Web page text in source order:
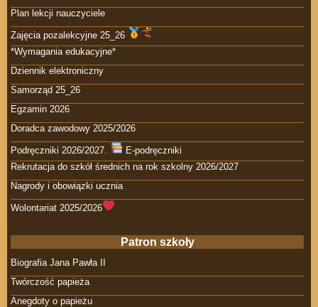
Plan lekcji nauczyciele
Zajęcia pozalekcyjne 25_26
*Wymagania edukacyjne*
Dziennik elektroniczny
Samorząd 25_26
Egzamin 2026
Doradca zawodowy 2025/2026
Podręczniki 2026/2027.
E-podręczniki
Rekrutacja do szkół średnich na rok szkolny 2026/2027
Nagrody i obowiązki ucznia
Wolontariat 2025/2026
Patron szkoły
Biografia Jana Pawła II
Twórczość papieża
Anegdoty o papieżu